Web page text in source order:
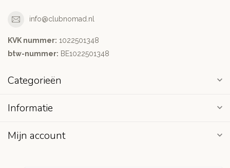
info@clubnomad.nl
KVK nummer: 1022501348
btw-nummer: BE1022501348
Categorieën
Informatie
Mijn account